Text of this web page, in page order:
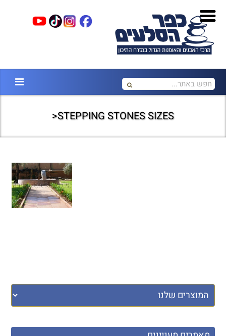
STEPPING STONES SIZES<